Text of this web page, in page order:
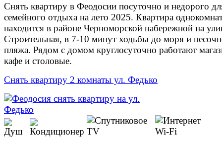
Снять квартиру в Феодосии посуточно и недорого
семейного отдыха на лето 2025. Квартира
находится в районе Черноморской набережной на
Строительная, в 7-10 минут ходьбы до моря и
пляжа. Рядом с домом круглосуточно работают
кафе и столовые.
Снять квартиру 2 комнаты ул. Федько